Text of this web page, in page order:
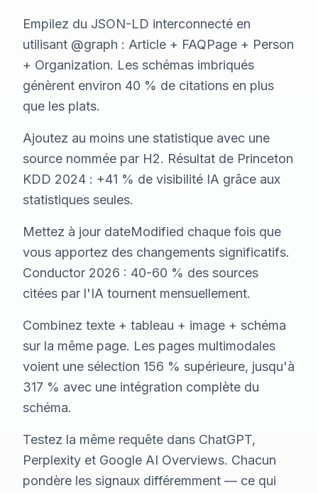
Empilez du JSON-LD interconnecté en
utilisant @graph : Article + FAQPage + Person
+ Organization. Les schémas imbriqués
génèrent environ 40 % de citations en plus
que les plats.
Ajoutez au moins une statistique avec une
source nommée par H2. Résultat de Princeton
KDD 2024 : +41 % de visibilité IA grâce aux
statistiques seules.
Mettez à jour dateModified chaque fois que
vous apportez des changements significatifs.
Conductor 2026 : 40-60 % des sources
citées par l'IA tournent mensuellement.
Combinez texte + tableau + image + schéma
sur la même page. Les pages multimodales
voient une sélection 156 % supérieure, jusqu'à
317 % avec une intégration complète du
schéma.
Testez la même requête dans ChatGPT,
Perplexity et Google AI Overviews. Chacun
pondère les signaux différemment — ce qui